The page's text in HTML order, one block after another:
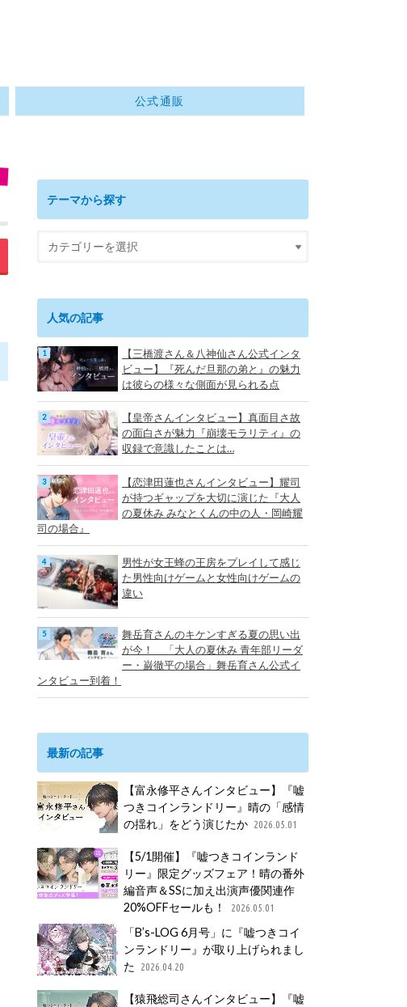
公式通販
テーマから探す
人気の記事
【三橋渡さん＆八神仙さん公式インタ
ビュー】『死んだ旦那の弟と』の魅力
は彼らの様々な側面が見られる点
【皇帝さんインタビュー】真面目さ故
の面白さが魅力『崩壊モラリティ』の
収録で意識したことは…
【恋津田蓮也さんインタビュー】耀司
が持つギャップを大切に演じた『大人
の夏休み みなとくんの中の人・岡崎耀
司の場合』
男性が女王蜂の王房をプレイして感じ
た男性向けゲームと女性向けゲームの
違い
舞岳育さんのキケンすぎる夏の思い出
が今！ 「大人の夏休み 青年部リーダ
ー・巌徹平の場合」舞岳育さん公式イ
ンタビュー到着！
最新の記事
【富永修平さんインタビュー】『嘘
つきコインランドリー』晴の「感情
の揺れ」をどう演じたか 2026.05.01
【5/1開催】『嘘つきコインランド
リー』限定グッズフェア！晴の番外
編音声＆SSに加え出演声優関連作
20%OFFセールも！
2026.05.01
「B’s-LOG 6月号」に『嘘つきコイ
ンランドリー』が取り上げられまし
た
2026.04.20
【猿飛総司さんインタビュー】『嘘